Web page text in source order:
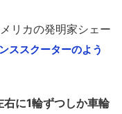
リカの発明家シェー
ススクーターのよう
に1輪ずつしか車輪